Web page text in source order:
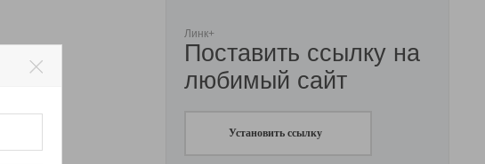
Линк+
Поставить ссылку на
любимый сайт
Установить ссылку